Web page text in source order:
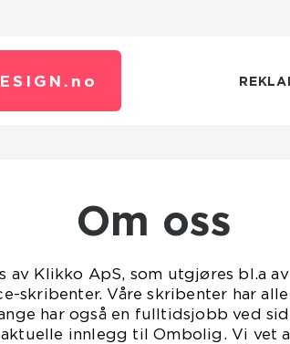
no
Om oss
av Klikko ApS, som utgjøres bl.a
skribenter. Våre skribenter har
har også en fulltidsjobb ved
innlegg til Ombolig. Vi vet